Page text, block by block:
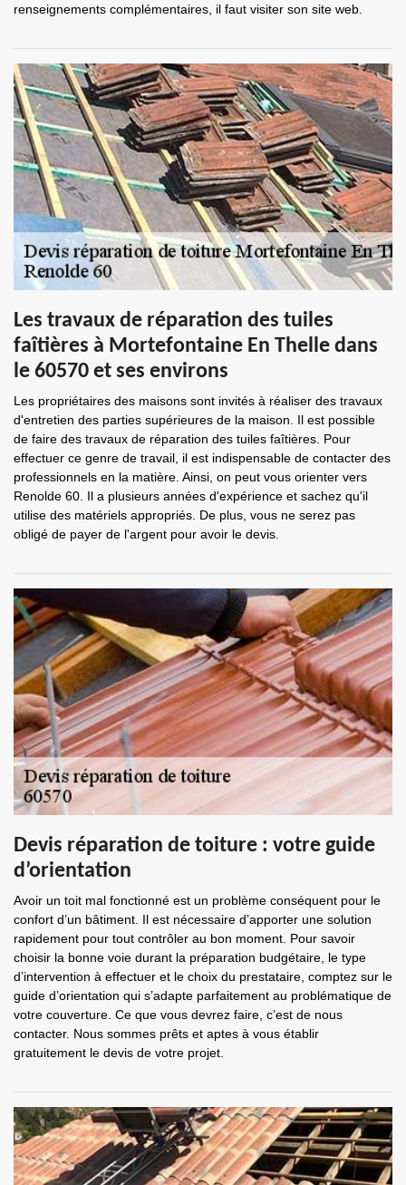
renseignements complémentaires, il faut visiter son site web.
Les travaux de réparation des tuiles
faîtières à Mortefontaine En Thelle dans
le 60570 et ses environs
Les propriétaires des maisons sont invités à réaliser des travaux
d'entretien des parties supérieures de la maison. Il est possible
de faire des travaux de réparation des tuiles faîtières. Pour
effectuer ce genre de travail, il est indispensable de contacter des
professionnels en la matière. Ainsi, on peut vous orienter vers
Renolde 60. Il a plusieurs années d'expérience et sachez qu'il
utilise des matériels appropriés. De plus, vous ne serez pas
obligé de payer de l'argent pour avoir le devis.
Devis réparation de toiture : votre guide
d’orientation
Avoir un toit mal fonctionné est un problème conséquent pour le
confort d’un bâtiment. Il est nécessaire d’apporter une solution
rapidement pour tout contrôler au bon moment. Pour savoir
choisir la bonne voie durant la préparation budgétaire, le type
d’intervention à effectuer et le choix du prestataire, comptez sur le
guide d’orientation qui s’adapte parfaitement au problématique de
votre couverture. Ce que vous devrez faire, c’est de nous
contacter. Nous sommes prêts et aptes à vous établir
gratuitement le devis de votre projet.